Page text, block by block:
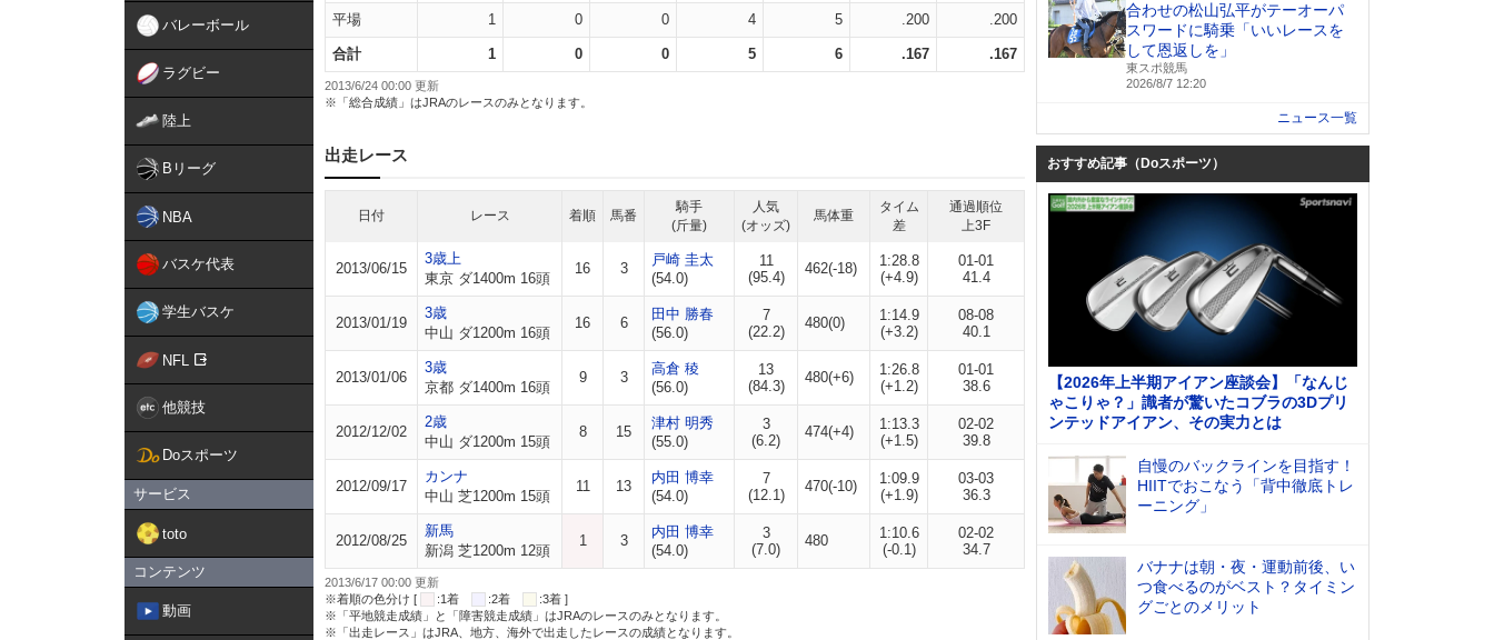
バレーボール
ラグビー
陸上
Bリーグ
NBA
バスケ代表
学生バスケ
NFL
他競技
Doスポーツ
サービス
toto
コンテンツ
動画
平場 1 0 0 4 5 .200 .200
合計 1 0 0 5 6 .167 .167
2013/6/24 00:00 更新
※「総合成績」はJRAのレースのみとなります。
出走レース
日付 レース 着順 馬番
騎手
(斤量)
人気
(オッズ)
馬体重
タイム
差
通過順位
上3F
2013/06/15
3歳上
東京 ダ1400m 16頭
16 3
戸崎 圭太
(54.0)
11
(95.4)
462(-18)
1:28.8
(+4.9)
01-01
41.4
2013/01/19
3歳
中山 ダ1200m 16頭
16 6
田中 勝春
(56.0)
7
(22.2)
480(0)
1:14.9
(+3.2)
08-08
40.1
2013/01/06
3歳
京都 ダ1400m 16頭
9 3
高倉 稜
(56.0)
13
(84.3)
480(+6)
1:26.8
(+1.2)
01-01
38.6
2012/12/02
2歳
中山 ダ1200m 15頭
8 15
津村 明秀
(55.0)
3
(6.2)
474(+4)
1:13.3
(+1.5)
02-02
39.8
2012/09/17
カンナ
中山 芝1200m 15頭
11 13
内田 博幸
(54.0)
7
(12.1)
470(-10)
1:09.9
(+1.9)
03-03
36.3
2012/08/25
新馬
新潟 芝1200m 12頭
1 3
内田 博幸
(54.0)
3
(7.0)
480
1:10.6
(-0.1)
02-02
34.7
2013/6/17 00:00 更新
※着順の色分け [
:1着 :2着
:3着 ]
※「平地競走成績」と「障害競走成績」はJRAのレースのみとなります。
※「出走レース」はJRA、地方、海外で出走したレースの成績となります。
合わせの松山弘平がテーオーパ
スワードに騎乗「いいレースを
して恩返しを」
東スポ競馬
2026/8/7 12:20
ニュース一覧
おすすめ記事（Doスポーツ）
【2026年上半期アイアン座談会】「なんじ
ゃこりゃ？」識者が驚いたコブラの3Dプリ
ンテッドアイアン、その実力とは
自慢のバックラインを目指す！
HIITでおこなう「背中徹底トレ
ーニング」
バナナは朝・夜・運動前後、い
つ食べるのがベスト？タイミン
グごとのメリット